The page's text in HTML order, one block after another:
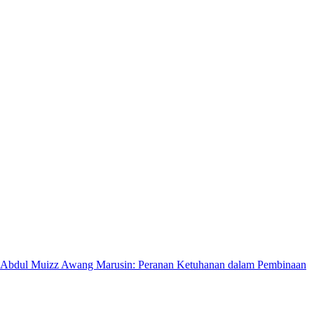
Muizz Awang Marusin: Peranan Ketuhanan dalam Pembinaan